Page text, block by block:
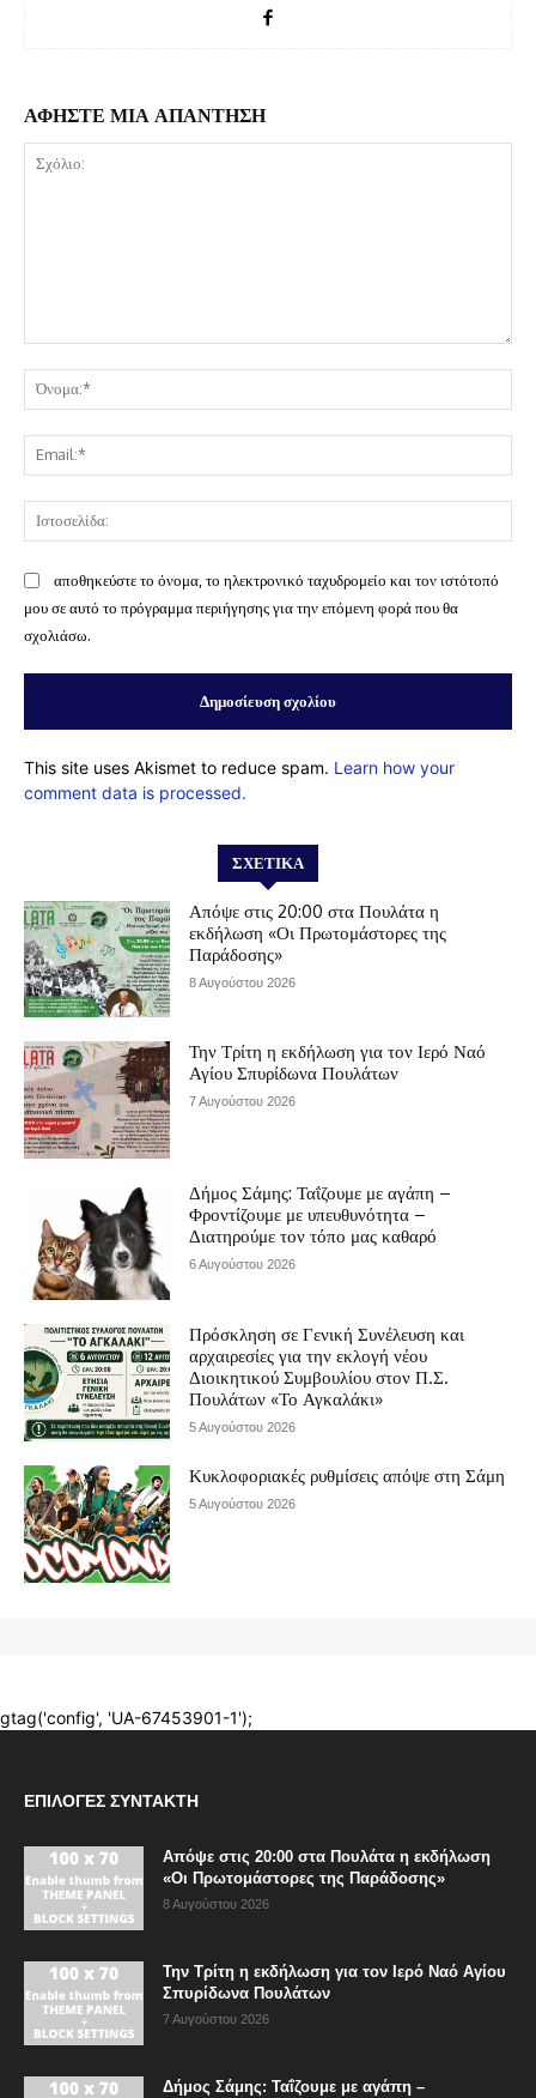
ΕΠΙΛΟΓΈΣ ΣΥΝΤΆΚΤΗ
Απόψε στις 20:00 στα Πουλάτα η εκδήλωση
«Οι Πρωτομάστορες της Παράδοσης»
8 Αυγούστου 2026
Την Τρίτη η εκδήλωση για τον Ιερό Ναό Αγίου
Σπυρίδωνα Πουλάτων
7 Αυγούστου 2026
Δήμος Σάμης: Ταΐζουμε με αγάπη –